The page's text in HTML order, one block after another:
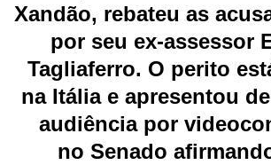
Xandão, rebateu as
por seu ex-assessor
Tagliaferro. O perito
naItáliae apresentou
audiência por
no Senado